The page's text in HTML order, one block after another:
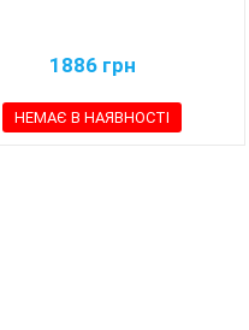
1886 грн
НЕМАЄ В НАЯВНОСТІ